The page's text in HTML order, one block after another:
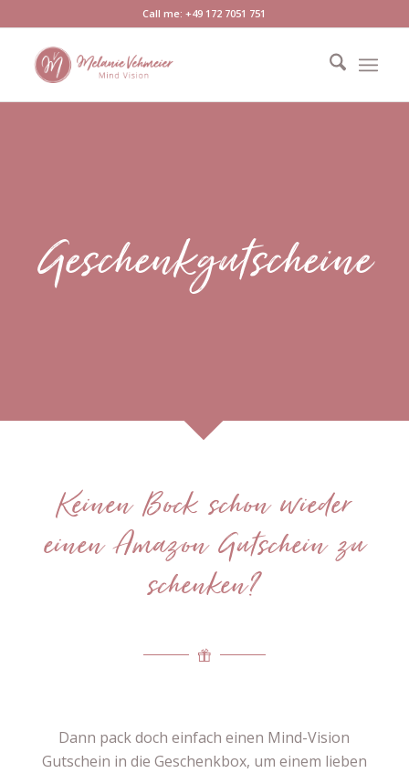
Call me: +49 172 7051 751
Geschenkgutscheine
Keinen Bock schon wieder
einen Amazon Gutschein zu
schenken?
Dann pack doch einfach einen Mind-Vision
Gutschein in die Geschenkbox, um einem lieben